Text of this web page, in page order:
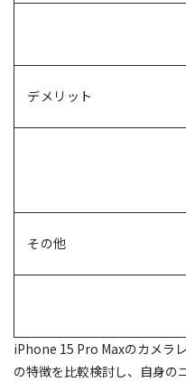
デメリット
その他
iPhone 15 Pro Maxのカメラ
の特徴を比較検討し、自身の